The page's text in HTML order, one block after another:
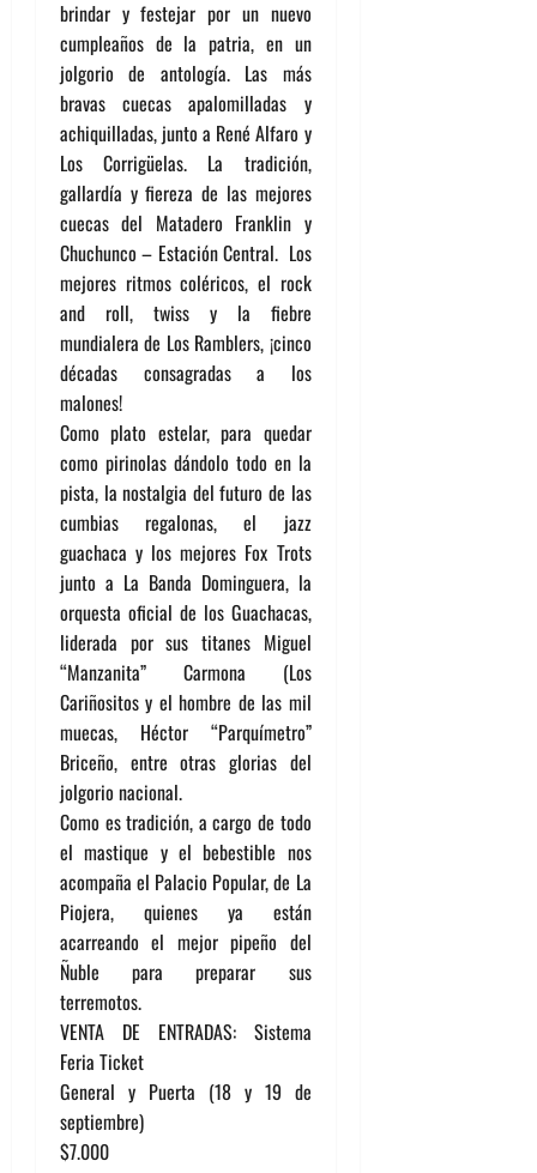
brindar y festejar por un nuevo
cumpleaños de la patria, en un
jolgorio de antología. Las más
bravas cuecas apalomilladas y
achiquilladas, junto a René Alfaro y
Los Corrigüelas. La tradición,
gallardía y fiereza de las mejores
cuecas del Matadero Franklin y
Chuchunco – Estación Central. Los
mejores ritmos coléricos, el rock
and roll, twiss y la fiebre
mundialera de Los Ramblers, ¡cinco
décadas consagradas a los
malones!
Como plato estelar, para quedar
como pirinolas dándolo todo en la
pista, la nostalgia del futuro de las
cumbias regalonas, el jazz
guachaca y los mejores Fox Trots
junto a La Banda Dominguera, la
orquesta oficial de los Guachacas,
liderada por sus titanes Miguel
“Manzanita” Carmona (Los
Cariñositos y el hombre de las mil
muecas, Héctor “Parquímetro”
Briceño, entre otras glorias del
jolgorio nacional.
Como es tradición, a cargo de todo
el mastique y el bebestible nos
acompaña el Palacio Popular, de La
Piojera, quienes ya están
acarreando el mejor pipeño del
Ñuble para preparar sus
terremotos.
VENTA DE ENTRADAS: Sistema
Feria Ticket
General y Puerta (18 y 19 de
septiembre)
$7.000